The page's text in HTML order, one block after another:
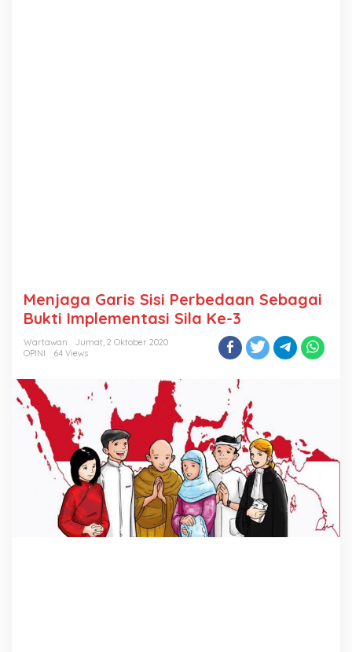
Menjaga Garis Sisi Perbedaan Sebagai
Bukti Implementasi Sila Ke-3
Wartawan
Jumat, 2 Oktober 2020
OPINI
64 Views